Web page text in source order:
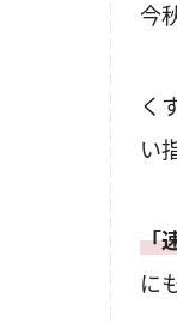
今
く
い
「
に